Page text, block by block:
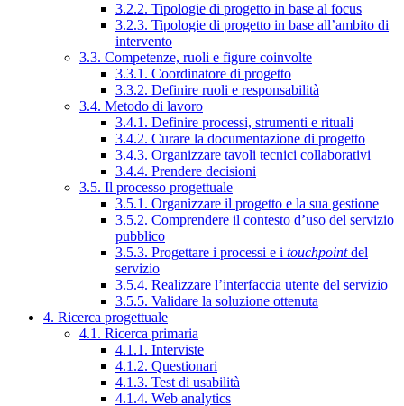
3.2.2. Tipologie di progetto in base al focus
3.2.3. Tipologie di progetto in base all’ambito di
intervento
3.3. Competenze, ruoli e figure coinvolte
3.3.1. Coordinatore di progetto
3.3.2. Definire ruoli e responsabilità
3.4. Metodo di lavoro
3.4.1. Definire processi, strumenti e rituali
3.4.2. Curare la documentazione di progetto
3.4.3. Organizzare tavoli tecnici collaborativi
3.4.4. Prendere decisioni
3.5. Il processo progettuale
3.5.1. Organizzare il progetto e la sua gestione
3.5.2. Comprendere il contesto d’uso del servizio
pubblico
3.5.3. Progettare i processi e i touchpointdel
servizio
3.5.4. Realizzare l’interfaccia utente del servizio
3.5.5. Validare la soluzione ottenuta
4. Ricerca progettuale
4.1. Ricerca primaria
4.1.1. Interviste
4.1.2. Questionari
4.1.3. Test di usabilità
4.1.4. Web analytics